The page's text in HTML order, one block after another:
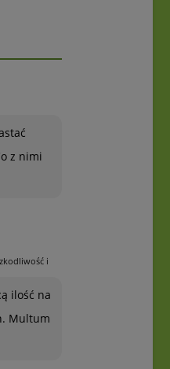
z nimi
i
ilość na
Multum